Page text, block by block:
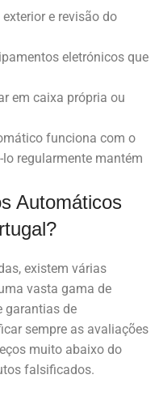
e revisão do
eletrónicos que
em caixa própria ou
funciona com o
regularmente mantém
Automáticos
existem várias
vasta gama de
garantias de
sempre as avaliações
muito abaixo do
falsificados.